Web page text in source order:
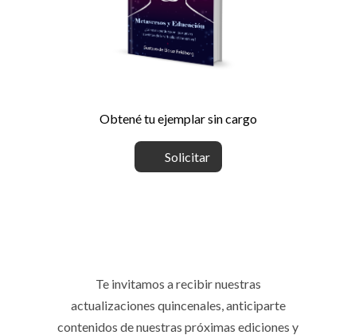
Obtené tu ejemplar sin cargo
Solicitar
Te invitamos a recibir nuestras
actualizaciones quincenales, anticiparte
contenidos de nuestras próximas ediciones y